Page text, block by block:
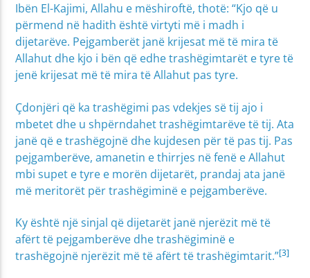
Ibën El-Kajimi, Allahu e mëshiroftë, thotë: “Kjo që u
përmend në hadith është virtyti më i madh i
dijetarëve. Pejgamberët janë krijesat më të mira të
Allahut dhe kjo i bën që edhe trashëgimtarët e tyre të
jenë krijesat më të mira të Allahut pas tyre.
Çdonjëri që ka trashëgimi pas vdekjes së tij ajo i
mbetet dhe u shpërndahet trashëgimtarëve të tij. Ata
janë që e trashëgojnë dhe kujdesen për të pas tij. Pas
pejgamberëve, amanetin e thirrjes në fenë e Allahut
mbi supet e tyre e morën dijetarët, prandaj ata janë
më meritorët për trashëgiminë e pejgamberëve.
Ky është një sinjal që dijetarët janë njerëzit më të
afërt të pejgamberëve dhe trashëgiminë e
trashëgojnë njerëzit më të afërt të trashëgimtarit.”[3]